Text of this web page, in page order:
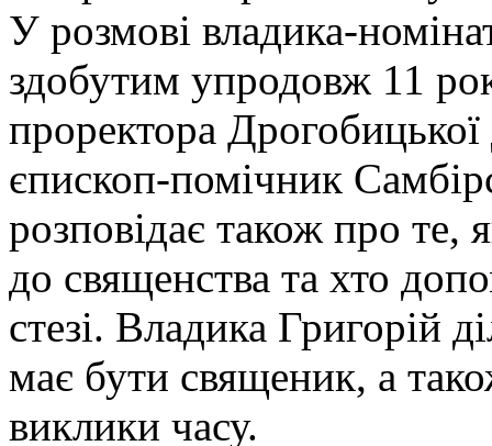
У розмові владика-
здобутим упродовж 11
проректора
єпископ-помічник
розповідає також про
до священства та хто
стезі. Владика Григорій
має бути священик, а
виклики часу.